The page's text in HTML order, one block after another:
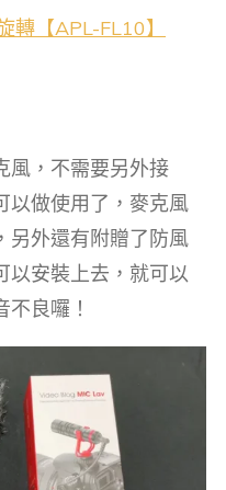
轉【APL-FL10】
風，不需要另外接
以做使用了，麥克風
另外還有附贈了防風
以安裝上去，就可以
良囉！